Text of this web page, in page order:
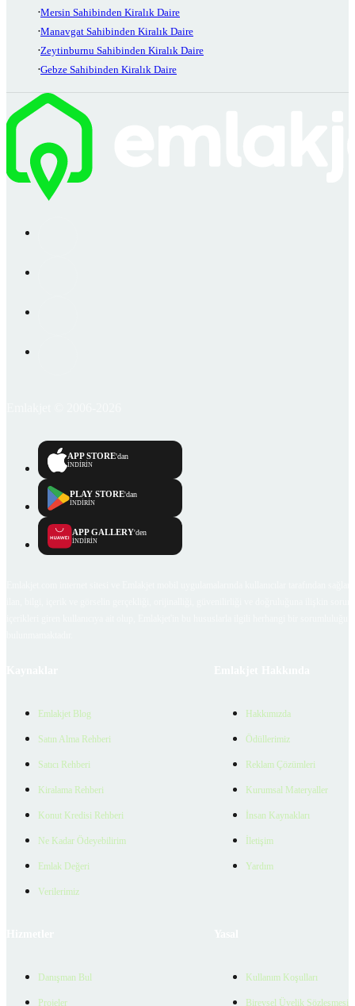
Mersin Sahibinden Kiralık Daire
Manavgat Sahibinden Kiralık Daire
Zeytinburnu Sahibinden Kiralık Daire
Gebze Sahibinden Kiralık Daire
APP STORE'dan
İNDİRİN
PLAY STORE'dan
İNDİRİN
APP GALLERY'den
İNDİRİN
Emlakjet Blog
Satın Alma Rehberi
Satıcı Rehberi
Kiralama Rehberi
Konut Kredisi Rehberi
Ne Kadar Ödeyebilirim
Emlak Değeri
Verilerimiz
Hakkımızda
Ödüllerimiz
Reklam Çözümleri
Kurumsal Materyaller
İnsan Kaynakları
İletişim
Yardım
Danışman Bul
Projeler
Kullanım Koşulları
Bireysel Üyelik Sözleşmesi